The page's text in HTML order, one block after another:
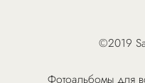
©2019
Фотоальбомы для